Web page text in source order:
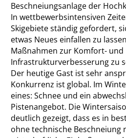
Beschneiungsanlage der
In wettbewerbsintensiven
Skigebiete ständig gefordert,
etwas Neues einfallen zu
Maßnahmen zur Komfort- und
Infrastrukturverbesserung zu
Der heutige Gast ist sehr
Konkurrenz ist global. Im
eines: Schnee und ein
Pistenangebot. Die
deutlich gezeigt, dass es in
ohne technische